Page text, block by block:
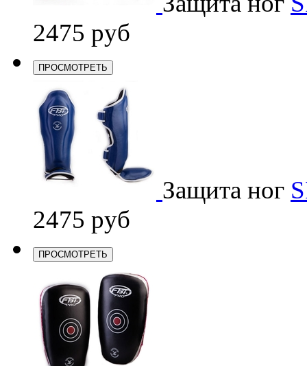
2475 руб
ПРОСМОТРЕТЬ
Защита ног
2475 руб
ПРОСМОТРЕТЬ